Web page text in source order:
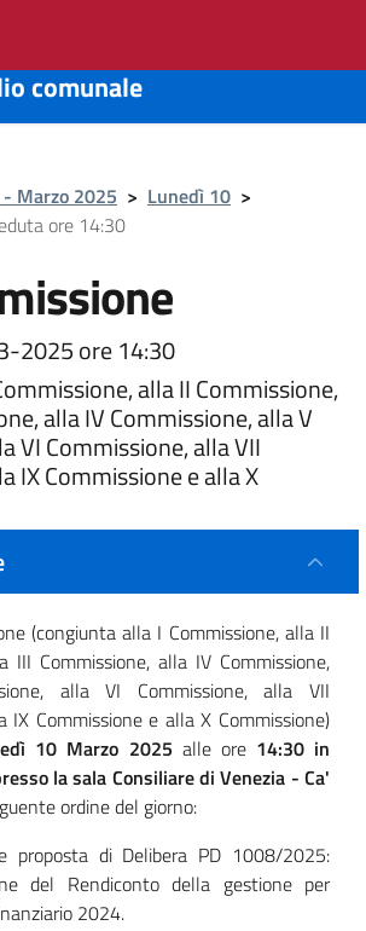
comunale
Marzo 2025 > Lunedì 10 >
ore 14:30
2025 ore 14:30
alla II Commissione,
alla IV Commissione, alla V
VI Commissione, alla VII
IX Commissione e alla X
(congiunta alla I Commissione, alla II
III Commissione, alla IV Commissione,
alla VI Commissione, alla VII
IX Commissione e alla X Commissione)
10 Marzo 2025 alle ore 14:30 in
la sala Consiliare di Venezia - Ca'
ordine del giorno:
proposta di Delibera PD 1008/2025:
del Rendiconto della gestione per
2024.